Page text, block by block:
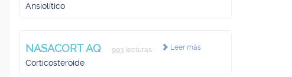
Ansiolítico
Leer más
NASACORT AQ 993 lecturas
Corticosteroide